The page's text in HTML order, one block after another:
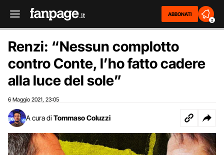
ABBONATI
2
Renzi: “Nessun complotto
contro Conte, l’ho fatto cadere
alla luce del sole”
6 Maggio 2021 23:05
A cura di Tommaso Coluzzi